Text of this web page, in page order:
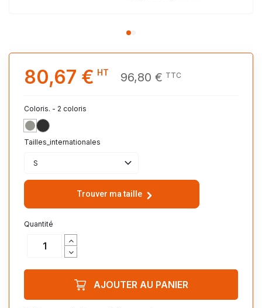
80,67 € HT 96,80 € TTC
Coloris. - 2 coloris
GRIS_CHINE_CLAIR
ANTHRACITE_CHINE
Tailles_internationales
S
Trouver ma taille
Quantité
AJOUTER AU PANIER